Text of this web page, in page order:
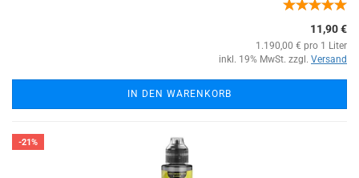
11,90 €
1.190,00 € pro 1 Liter
inkl. 19% MwSt. zzgl. Versand
IN DEN WARENKORB
-21%